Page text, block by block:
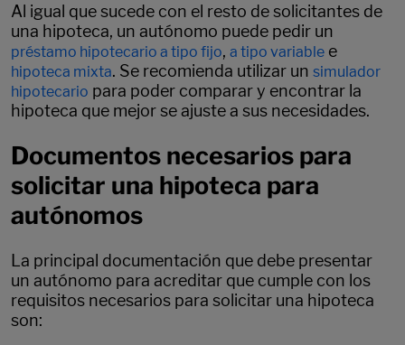
Al igual que sucede con el resto de solicitantes de
una hipoteca, un autónomo puede pedir un
préstamo hipotecario a tipo fijo, a tipo variable e
hipoteca mixta. Se recomienda utilizar un simulador
hipotecario para poder comparar y encontrar la
hipoteca que mejor se ajuste a sus necesidades.
Documentos necesarios para
solicitar una hipoteca para
autónomos
La principal documentación que debe presentar
un autónomo para acreditar que cumple con los
requisitos necesarios para solicitar una hipoteca
son: